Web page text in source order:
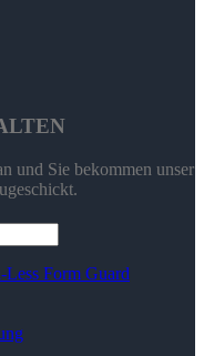
und Sie bekommen unser
Form Guard